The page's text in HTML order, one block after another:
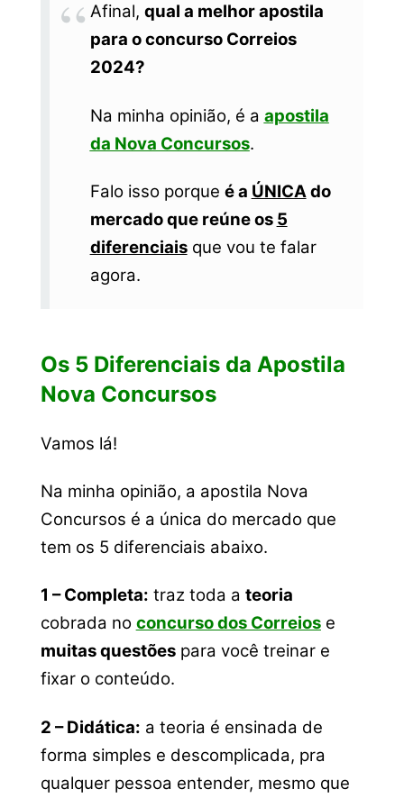
Afinal, qual a melhor apostila
para o concurso Correios
2024?
Na minha opinião, é a apostila
da Nova Concursos.
Falo isso porque é a ÚNICAdo
mercado que reúne os 5
diferenciaisque vou te falar
agora.
Os 5 Diferenciais da Apostila
Nova Concursos
Vamos lá!
Na minha opinião, a apostila Nova
Concursos é a única do mercado que
tem os 5 diferenciais abaixo.
1 – Completa: traz toda a teoria
cobrada no concurso dos Correiose
muitas questõespara você treinar e
fixar o conteúdo.
2 – Didática: a teoria é ensinada de
forma simples e descomplicada, pra
qualquer pessoa entender, mesmo que